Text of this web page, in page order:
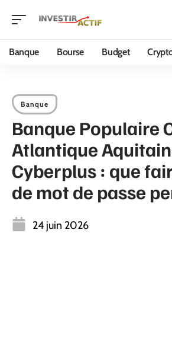
Banque Bourse Budget
Banque
Banque Populaire
Atlantique
Cyberplus : que
de mot de passe
24 juin 2026